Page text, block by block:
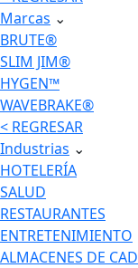
Marcas ⌄
BRUTE®
SLIM JIM®
HYGEN™
WAVEBRAKE®
< REGRESAR
Industrias ⌄
HOTELERÍA
SALUD
RESTAURANTES
ENTRETENIMIENTO
ALMACENES DE